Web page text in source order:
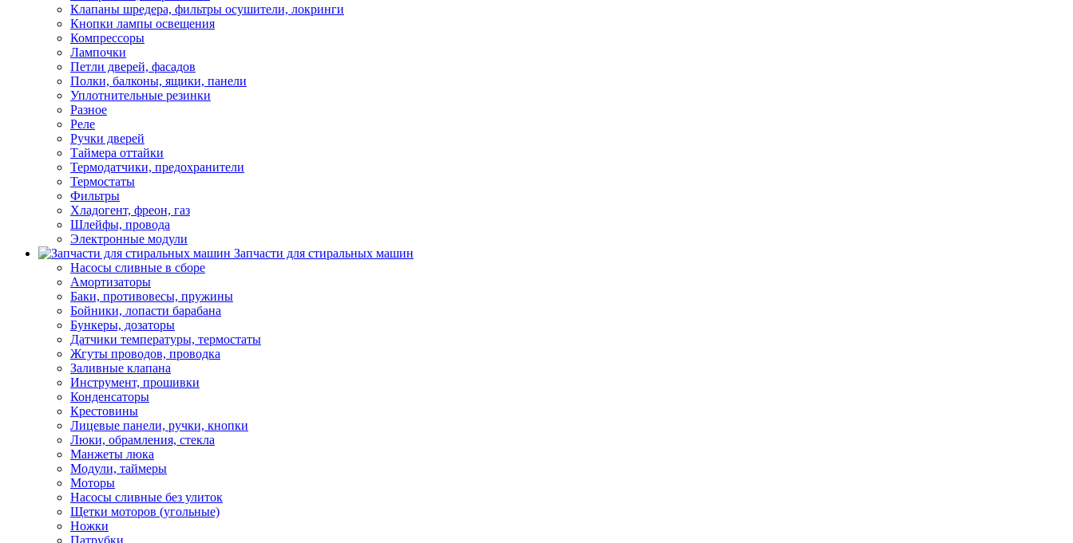
Клапаны шредера, фильтры осушители, локринги
Кнопки лампы освещения
Компрессоры
Лампочки
Петли дверей, фасадов
Полки, балконы, ящики, панели
Уплотнительные резинки
Разное
Реле
Ручки дверей
Таймера оттайки
Термодатчики, предохранители
Термостаты
Фильтры
Хладогент, фреон, газ
Шлейфы, провода
Электронные модули
Запчасти для стиральных машин
Насосы сливные в сборе
Амортизаторы
Баки, противовесы, пружины
Бойники, лопасти барабана
Бункеры, дозаторы
Датчики температуры, термостаты
Жгуты проводов, проводка
Заливные клапана
Инструмент, прошивки
Конденсаторы
Крестовины
Лицевые панели, ручки, кнопки
Люки, обрамления, стекла
Манжеты люка
Модули, таймеры
Моторы
Насосы сливные без улиток
Щетки моторов (угольные)
Ножки
Патрубки